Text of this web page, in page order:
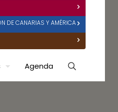
Agenda
DE CANARIAS Y AMÉRICA